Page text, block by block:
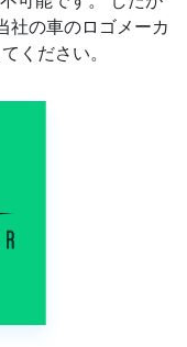
社の車のロゴメーカ
ください。